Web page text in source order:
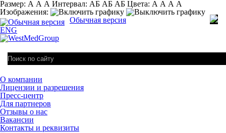
Размер: А А А Интервал: AБ АБ AБ Цвета: А А А А
Изображения:
Обычная версия
ENG
О компании
Лицензии и разрешения
Пресс-центр
Для партнеров
Отзывы о нас
Вакансии
Контакты и реквизиты